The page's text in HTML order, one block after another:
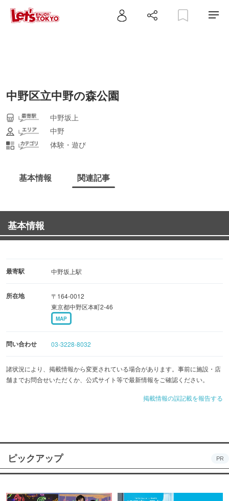
中野区立中野の森公園
中野坂上
中野
体験・遊び
基本情報 関連記事
基本情報
最寄駅 中野坂上駅
所在地
〒164-0012
東京都中野区本町2-46
MAP
問い合わせ 03-3228-8032
諸状況により、掲載情報から変更されている場合があります。事前に施設・店
舗までお問合せいただくか、公式サイト等で最新情報をご確認ください。
掲載情報の誤記載を報告する
ピックアップ PR